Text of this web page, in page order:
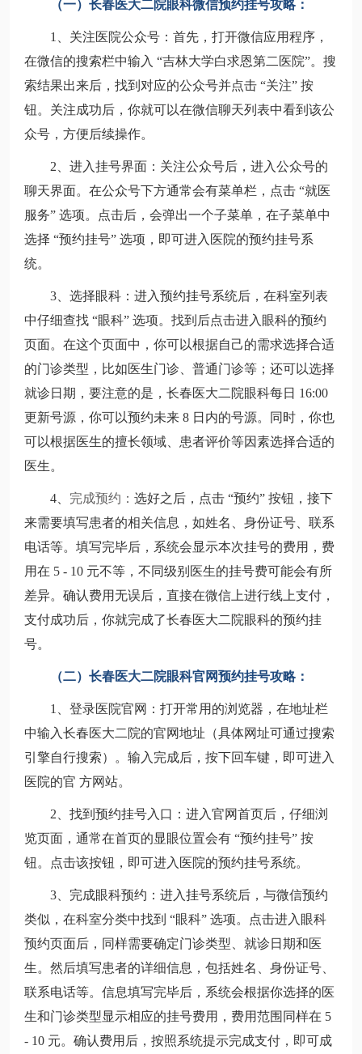
（一） 长春医大二院眼科微信预约挂号攻略：
1、关注医院公众号 ：首先，打开微信应用程序，
在微信的搜索栏中输入 “吉林大学白求恩第二医院”。搜
索结果出来后，找到对应的公众号并点击 “关注” 按
钮。关注成功后，你就可以在微信聊天列表中看到该公
众号，方便后续操作。
2、进入挂号界面 ：关注公众号后，进入公众号的
聊天界面。在公众号下方通常会有菜单栏，点击 “就医
服务” 选项。点击后，会弹出一个子菜单，在子菜单中
选择 “预约挂号” 选项，即可进入医院的预约挂号系
统。
3、选择眼科 ：进入预约挂号系统后，在科室列表
中仔细查找 “眼科” 选项。找到后点击进入眼科的预约
页面。在这个页面中，你可以根据自己的需求选择合适
的门诊类型，比如医生门诊、普通门诊等；还可以选择
就诊日期，要注意的是，长春医大二院眼科每日 16:00
更新号源，你可以预约未来 8 日内的号源。同时，你也
可以根据医生的擅长领域、患者评价等因素选择合适的
医生。
4、 完成预约： 选好之后，点击 “预约” 按钮，接下
来需要填写患者的相关信息，如姓名、身份证号、联系
电话等。填写完毕后，系统会显示本次挂号的费用，费
用在 5 - 10 元不等，不同级别医生的挂号费可能会有所
差异。确认费用无误后，直接在微信上进行线上支付，
支付成功后，你就完成了长春医大二院眼科的预约挂
号。
（二） 长春医大二院眼科官网预约挂号攻略：
1、 登录医院官网 ：打开常用的浏览器，在地址栏
中输入长春医大二院的官网地址（具体网址可通过搜索
引擎自行搜索）。输入完成后，按下回车键，即可进入
医院的官 方网站。
2、找到预约挂号入口 ：进入官网首页后，仔细浏
览页面，通常在首页的显眼位置会有 “预约挂号” 按
钮。点击该按钮，即可进入医院的预约挂号系统。
3、完成眼科预约 ：进入挂号系统后，与微信预约
类似，在科室分类中找到 “眼科” 选项。点击进入眼科
预约页面后，同样需要确定门诊类型、就诊日期和医
生。然后填写患者的详细信息，包括姓名、身份证号、
联系电话等。信息填写完毕后，系统会根据你选择的医
生和门诊类型显示相应的挂号费用，费用范围同样在 5
- 10 元。确认费用后 ，按照系统提示完成支付，即可成